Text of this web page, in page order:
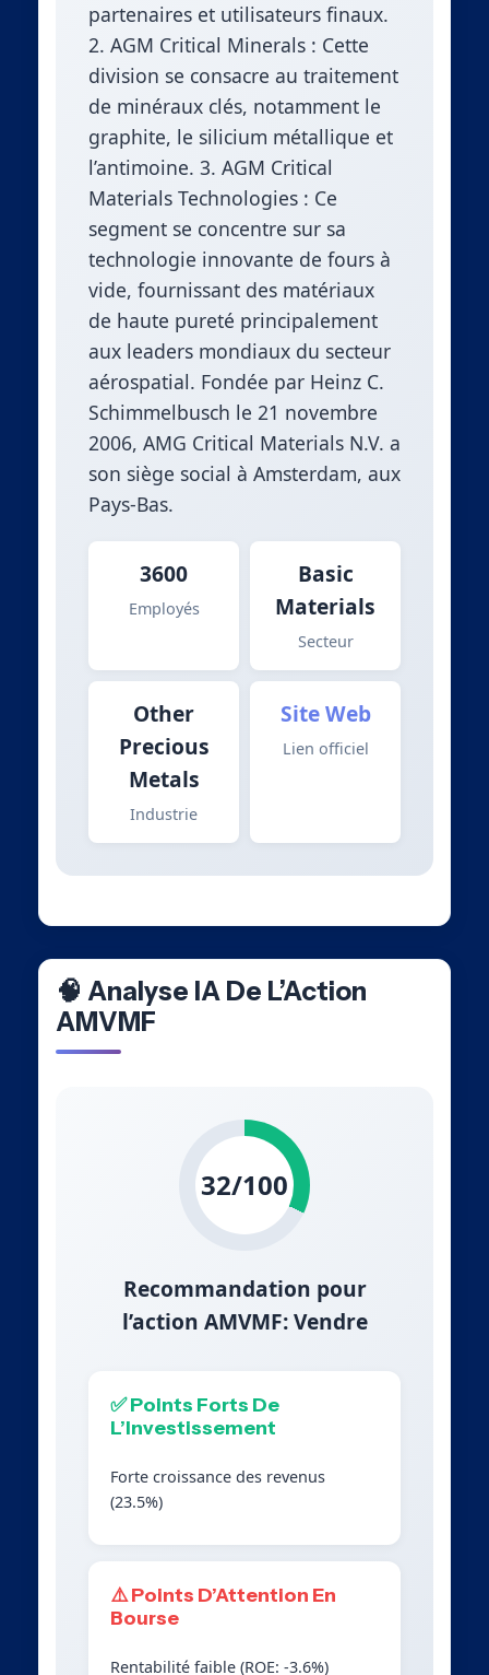
partenaires et utilisateurs finaux.
2. AGM Critical Minerals : Cette
division se consacre au traitement
de minéraux clés, notamment le
graphite, le silicium métallique et
l’antimoine. 3. AGM Critical
Materials Technologies : Ce
segment se concentre sur sa
technologie innovante de fours à
vide, fournissant des matériaux
de haute pureté principalement
aux leaders mondiaux du secteur
aérospatial. Fondée par Heinz C.
Schimmelbusch le 21 novembre
2006, AMG Critical Materials N.V. a
son siège social à Amsterdam, aux
Pays-Bas.
3600
Employés
Basic
Materials
Secteur
Other
Precious
Metals
Industrie
Site Web
Lien officiel
🧠 Analyse IA De L’Action
AMVMF
32/100
Recommandation pour
l’action AMVMF: Vendre
✅ Points Forts De
L’Investissement
Forte croissance des revenus
(23.5%)
⚠️ Points D’Attention En
Bourse
Rentabilité faible (ROE: -3.6%)